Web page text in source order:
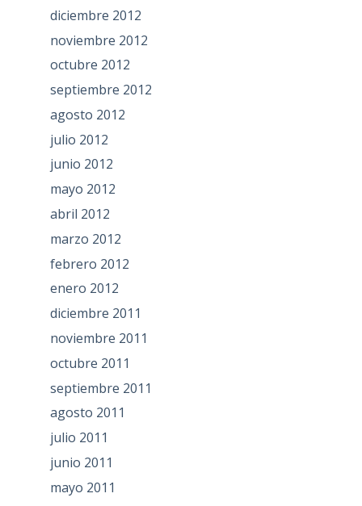
diciembre 2012
noviembre 2012
octubre 2012
septiembre 2012
agosto 2012
julio 2012
junio 2012
mayo 2012
abril 2012
marzo 2012
febrero 2012
enero 2012
diciembre 2011
noviembre 2011
octubre 2011
septiembre 2011
agosto 2011
julio 2011
junio 2011
mayo 2011